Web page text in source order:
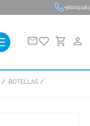
+56222193484
favorite_border person_outline
BOTELLAS